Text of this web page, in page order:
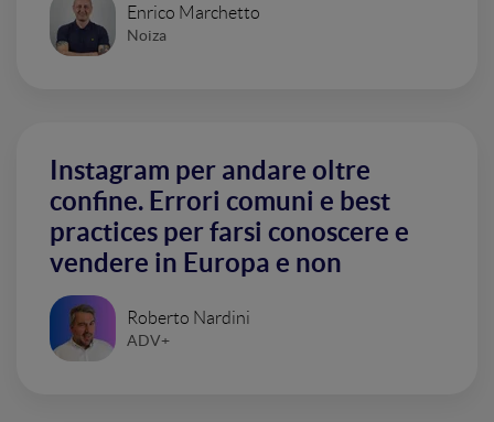
Enrico Marchetto
Noiza
Instagram per andare oltre
confine. Errori comuni e best
practices per farsi conoscere e
vendere in Europa e non
Roberto Nardini
ADV+